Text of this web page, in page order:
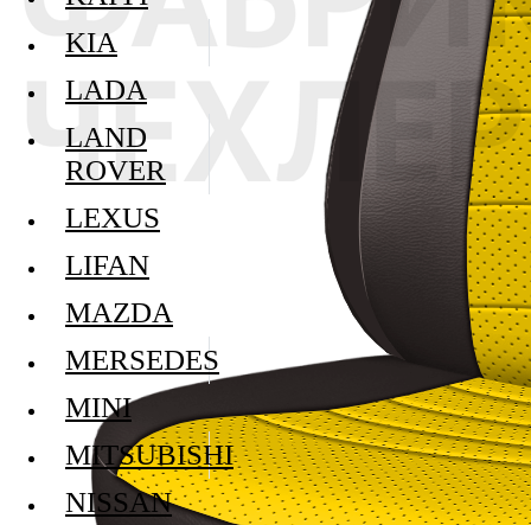
KIA
LADA
LAND
ROVER
LEXUS
LIFAN
MAZDA
MERSEDES
MINI
MITSUBISHI
NISSAN